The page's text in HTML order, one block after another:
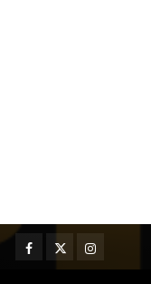
Facebook
TwitterInstagram